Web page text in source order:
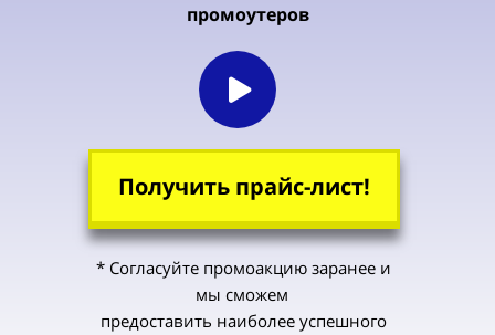
Получить прайс-лист!
промоутеров
* Согласуйте промоакцию заранее и
мы сможем
предоставить наиболееуспешного